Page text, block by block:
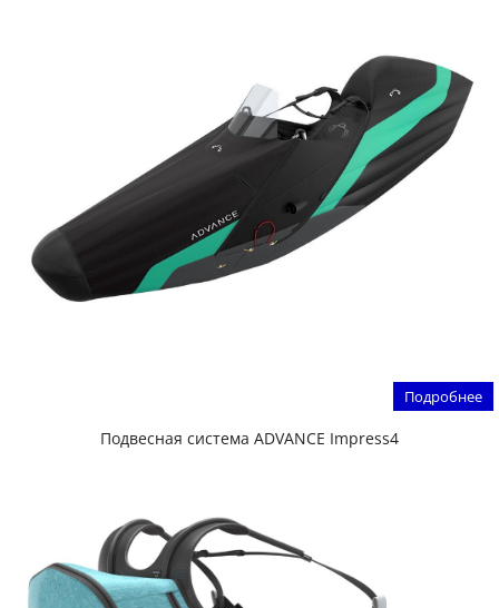
Подробнее
Подвесная система ADVANCE Impress4